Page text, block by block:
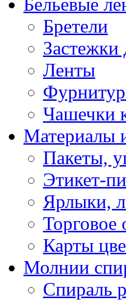
Бретели
Застежки
Ленты
Чашечки
Материалы
Пакеты,
Этикет-
Ярлыки,
Торговое
Карты
Молнии
Спираль